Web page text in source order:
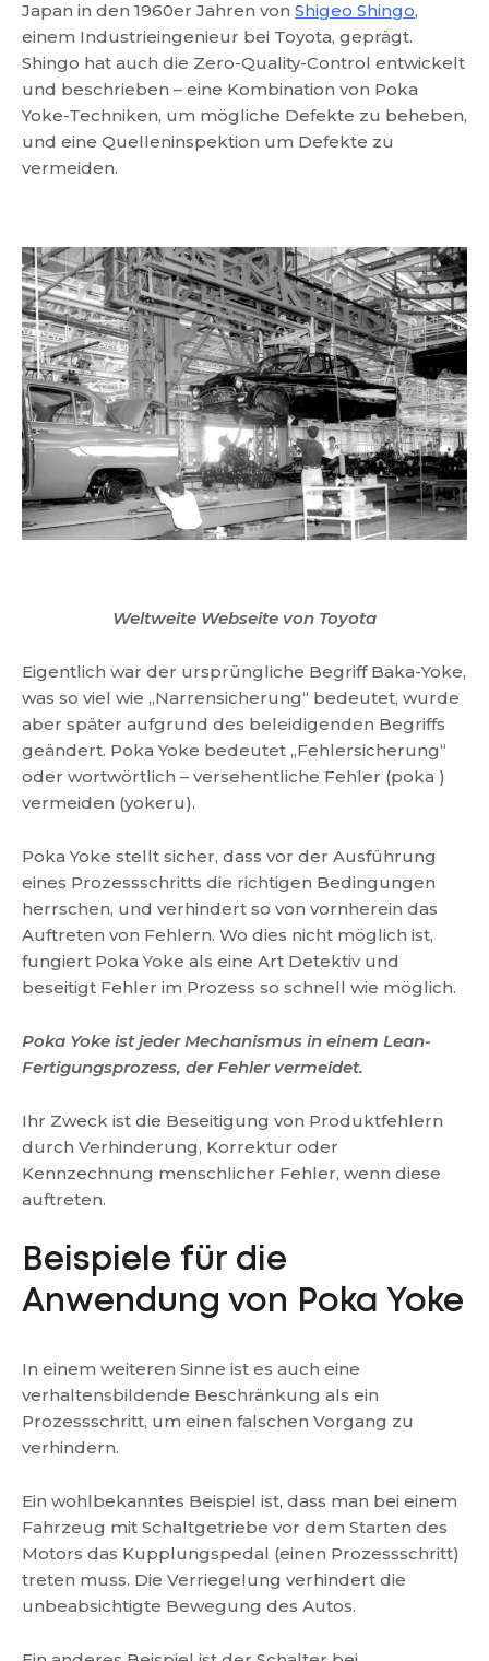
Japan in den 1960er Jahren von Shigeo Shingo,
einem Industrieingenieur bei Toyota, geprägt.
Shingo hat auch die Zero-Quality-Control entwickelt
und beschrieben – eine Kombination von Poka
Yoke-Techniken, um mögliche Defekte zu beheben,
und eine Quelleninspektion um Defekte zu
vermeiden.
Weltweite Webseite von Toyota
Eigentlich war der ursprüngliche Begriff Baka-Yoke,
was so viel wie „Narrensicherung“ bedeutet, wurde
aber später aufgrund des beleidigenden Begriffs
geändert. Poka Yoke bedeutet „Fehlersicherung“
oder wortwörtlich – versehentliche Fehler (poka )
vermeiden (yokeru).
Poka Yoke stellt sicher, dass vor der Ausführung
eines Prozessschritts die richtigen Bedingungen
herrschen, und verhindert so von vornherein das
Auftreten von Fehlern. Wo dies nicht möglich ist,
fungiert Poka Yoke als eine Art Detektiv und
beseitigt Fehler im Prozess so schnell wie möglich.
Poka Yoke ist jeder Mechanismus in einem Lean-
Fertigungsprozess, der Fehler vermeidet.
Ihr Zweck ist die Beseitigung von Produktfehlern
durch Verhinderung, Korrektur oder
Kennzechnung menschlicher Fehler, wenn diese
auftreten.
Beispiele für die
Anwendung von Poka Yoke
In einem weiteren Sinne ist es auch eine
verhaltensbildende Beschränkung als ein
Prozessschritt, um einen falschen Vorgang zu
verhindern.
Ein wohlbekanntes Beispiel ist, dass man bei einem
Fahrzeug mit Schaltgetriebe vor dem Starten des
Motors das Kupplungspedal (einen Prozessschritt)
treten muss. Die Verriegelung verhindert die
unbeabsichtigte Bewegung des Autos.